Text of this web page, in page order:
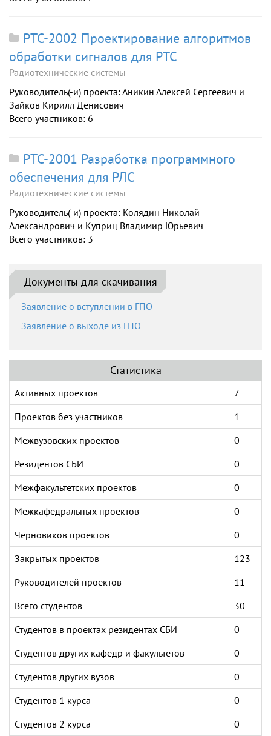
РТС-2002 Проектирование алгоритмов
обработки сигналов для РТС
Радиотехнические системы
Руководитель(-и) проекта: Аникин Алексей Сергеевич и
Зайков Кирилл Денисович
Всего участников: 6
РТС-2001 Разработка программного
обеспечения для РЛС
Радиотехнические системы
Руководитель(-и) проекта: Колядин Николай
Александрович и Куприц Владимир Юрьевич
Всего участников: 3
Документы для скачивания
Заявление о вступлении в ГПО
Заявление о выходе из ГПО
Статистика
Активных проектов
7
Проектов без учаcтников
1
Межвузовских проектов
0
Резидентов СБИ
0
Межфакультетских проектов
0
Межкафедральных проектов
0
Черновиков проектов
0
Закрытых проектов
123
Руководителей проектов
11
Всего студентов
30
Студентов в проектах резидентах СБИ
0
Студентов других кафедр и факультетов
0
Студентов других вузов
0
Студентов 1 курса
0
Студентов 2 курса
0